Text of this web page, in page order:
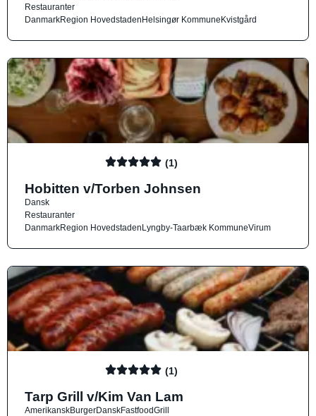
Restauranter
DanmarkRegion HovedstadenHelsingør KommuneKvistgård
(1)
Hobitten v/Torben Johnsen
Dansk
Restauranter
DanmarkRegion HovedstadenLyngby-Taarbæk KommuneVirum
(1)
Tarp Grill v/Kim Van Lam
AmerikanskBurgerDanskFastfoodGrill